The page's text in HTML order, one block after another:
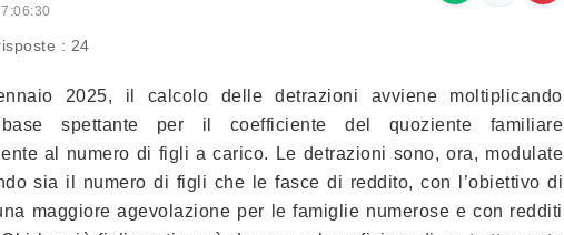
: 24
2025, il calcolo delle detrazioni avviene moltiplicando
base spettante per il coefficiente del quoziente familiare
al numero di figli a carico. Le detrazioni sono, ora, modulate
sia il numero di figli che le fasce di reddito, con l’obiettivo di
maggiore agevolazione per le famiglie numerose e con redditi